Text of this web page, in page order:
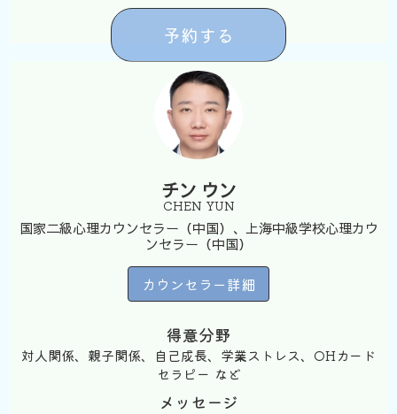
予約する
チン ウン
CHEN YUN
国家二級心理カウンセラー（中国）、上海中級学校心理カウ
ンセラー（中国）
カウンセラー詳細
得意分野
対人関係、親子関係、自己成長、学業ストレス、OHカード
セラピー など
メッセージ